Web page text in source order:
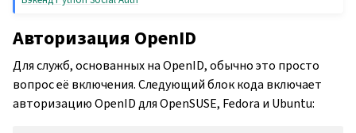
Авторизация OpenID
Для служб, основанных на OpenID, обычно это просто
вопрос её включения. Следующий блок кода включает
авторизацию OpenID для OpenSUSE, Fedora и Ubuntu: